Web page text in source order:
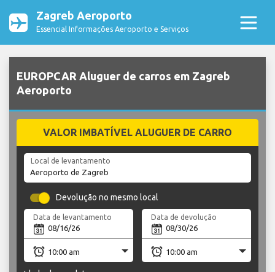
Zagreb Aeroporto
Essencial Informações Aeroporto e Serviços
EUROPCAR Aluguer de carros em Zagreb
Aeroporto
VALOR IMBATÍVEL ALUGUER DE CARRO
Local de levantamento
Devolução no mesmo local
Data de levantamento Data de devolução